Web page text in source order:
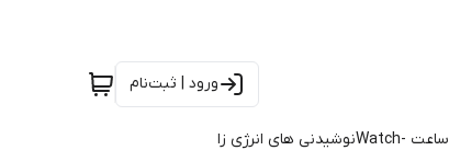
ورود | ثبت‌نام
ساعت -Watch نوشیدنی های انرژی زا